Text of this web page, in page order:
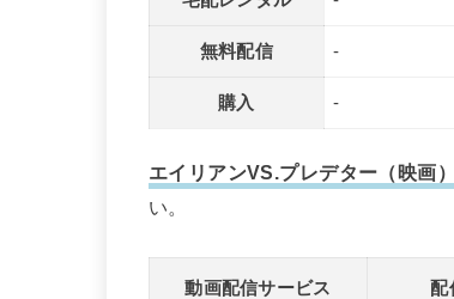
無料配信 -
購入 -
エイリアンVS.プレデター（映画
い。
動画配信サービス 配